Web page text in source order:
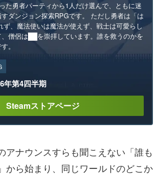
た勇者パーティから1人だけ選んで、ともに迷
ダンジョン探索RPGです。 ただし勇者は「は
ず、魔法使いは魔法が使えず、戦士は可愛らし
僧侶は██を崇拝しています。誰を救うのかを
。
年第4四半期
Steamストアページ
アナウンスすらも聞こえない「誰も
から始まり、同じワールドのどこか